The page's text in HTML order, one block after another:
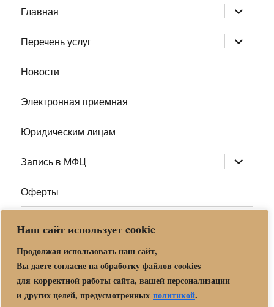
Наш сайт использует cookie
Продолжая использовать наш сайт,
Вы даете согласие на обработку файлов cookies
для корректной работы сайта, вашей персонализации
и других целей, предусмотренных политикой.
Главная раскрыть
дочернее
меню
Перечень услуг
раскрыть
дочернее
меню
Новости
Электронная приемная
Юридическим лицам
Запись в МФЦ раскрыть
дочернее
меню
Оферты
Адреса МФЦ МО
Центр государственных и муниципальных услуг «Мои
документы» в г. о. Орехово-Зуево